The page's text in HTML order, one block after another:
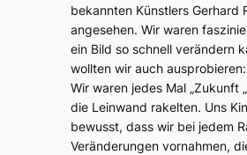
bekannten Künstlers Gerhard
angesehen. Wir waren
ein Bild so schnell verändern
wollten wir auch
Wir waren jedes Mal „Zukunft
die Leinwand rakelten. Uns
bewusst, dass wir bei jedem
Veränderungen vornahmen,